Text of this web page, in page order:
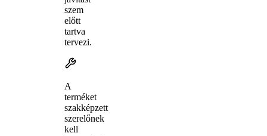
szem
előtt
tartva
tervezi.
A
terméket
szakképzett
szerelőnek
kell